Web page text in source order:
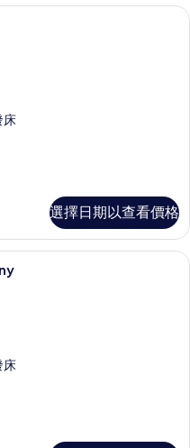
L with sofa bed | 免費無線上網
床
選擇日期以查看價格
bedroom Suite with balcony |
床